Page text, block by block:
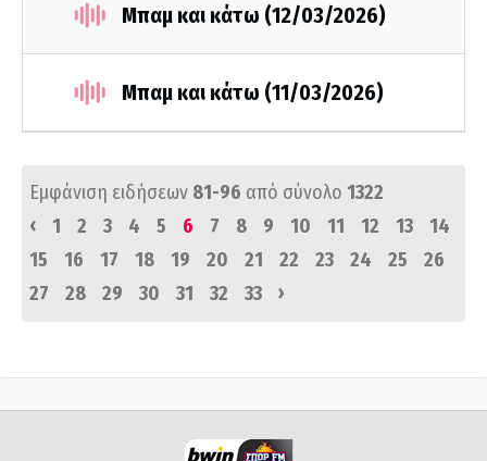
Μπαμ και κάτω (12/03/2026)
Μπαμ και κάτω (11/03/2026)
Εμφάνιση ειδήσεων 81-96 από σύνολο 1322
‹
1 2 3 4 5 6 7 8 9 10 11 12 13
14
15
16 17 18 19 20 21 22 23 24 25
26
27
28 29 30 31 32 33 ›